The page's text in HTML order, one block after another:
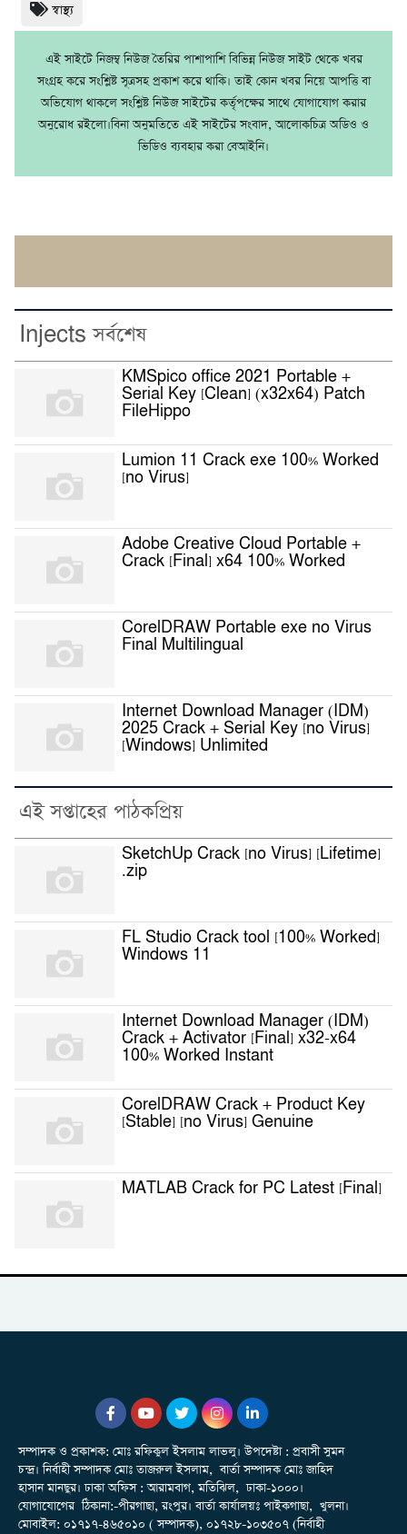
স্বাস্থ্য
এই সাইটে নিজম্ব নিউজ তৈরির পাশাপাশি বিভিন্ন নিউজ সাইট থেকে খবর
সংগ্রহ করে সংশ্লিষ্ট সূত্রসহ প্রকাশ করে থাকি। তাই কোন খবর নিয়ে আপত্তি বা
অভিযোগ থাকলে সংশ্লিষ্ট নিউজ সাইটের কর্তৃপক্ষের সাথে যোগাযোগ করার
অনুরোধ রইলো।বিনা অনুমতিতে এই সাইটের সংবাদ, আলোকচিত্র অডিও ও
ভিডিও ব্যবহার করা বেআইনি।
Injects সর্বশেষ
KMSpico office 2021 Portable +
Serial Key [Clean] (x32x64) Patch
FileHippo
Lumion 11 Crack exe 100% Worked
[no Virus]
Adobe Creative Cloud Portable +
Crack [Final] x64 100% Worked
CorelDRAW Portable exe no Virus
Final Multilingual
Internet Download Manager (IDM)
2025 Crack + Serial Key [no Virus]
[Windows] Unlimited
এই সপ্তাহের পাঠকপ্রিয়
SketchUp Crack [no Virus] [Lifetime]
.zip
FL Studio Crack tool [100% Worked]
Windows 11
Internet Download Manager (IDM)
Crack + Activator [Final] x32-x64
100% Worked Instant
CorelDRAW Crack + Product Key
[Stable] [no Virus] Genuine
MATLAB Crack for PC Latest [Final]
সম্পাদক ও প্রকাশক: মোঃ রফিকুল ইসলাম লাভলু। উপদেষ্টা : প্রবাসী সুমন
চন্দ্র। নির্বাহী সম্পাদক মোঃ তাজরুল‌‌ ইসলাম, বার্তা সম্পাদক মোঃ জাহিদ
হাসান মানছুর। ঢাকা অফিস : আরামবাগ, মতিঝিল, ঢাকা-১০০০।
যোগাযোগের ঠিকানা:-পীরগাছা‌, রংপুর। বার্তা কার্যালয়ঃ পাইকগাছা, খুলনা।
মোবাইল: ০১৭১৭-৪৬৫০১০ ( সম্পাদক), ০১৭২৮-১০৩৫০৭ (নির্বাহী